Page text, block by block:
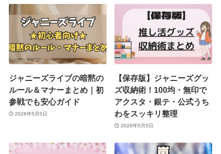
ジャニーズライブの暗黙の
ルール＆マナーまとめ｜初
参戦でも安心ガイド
2026年5月5日
【保存版】ジャニーズグッ
ズ収納術！100均・無印で
アクスタ・銀テ・公式うち
わをスッキリ整理
2026年5月5日